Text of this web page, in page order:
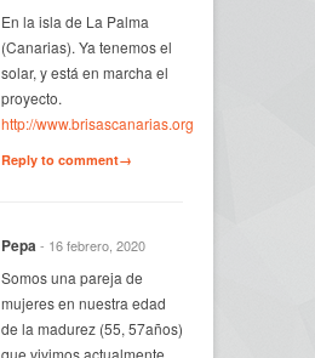
En la isla de La Palma
(Canarias). Ya tenemos el
solar, y está en marcha el
proyecto.
http://www.brisascanarias.org
Reply to comment→
Pepa- 16 febrero, 2020
Somos una pareja de
mujeres en nuestra edad
de la madurez (55, 57años)
que vivimos actualmente